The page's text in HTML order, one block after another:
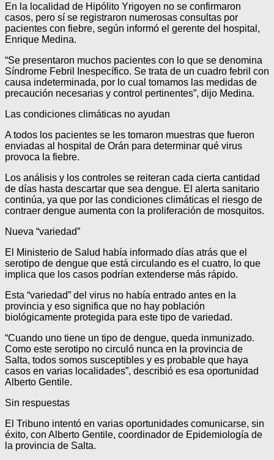
En la localidad de Hipólito Yrigoyen no se confirmaron
casos, pero sí se registraron numerosas consultas por
pacientes con fiebre, según informó el gerente del hospital,
Enrique Medina.
“Se presentaron muchos pacientes con lo que se denomina
Síndrome Febril Inespecífico. Se trata de un cuadro febril con
causa indeterminada, por lo cual tomamos las medidas de
precaución necesarias y control pertinentes”, dijo Medina.
Las condiciones climáticas no ayudan
A todos los pacientes se les tomaron muestras que fueron
enviadas al hospital de Orán para determinar qué virus
provoca la fiebre.
Los análisis y los controles se reiteran cada cierta cantidad
de días hasta descartar que sea dengue. El alerta sanitario
continúa, ya que por las condiciones climáticas el riesgo de
contraer dengue aumenta con la proliferación de mosquitos.
Nueva “variedad”
El Ministerio de Salud había informado días atrás que el
serotipo de dengue que está circulando es el cuatro, lo que
implica que los casos podrían extenderse más rápido.
Esta “variedad” del virus no había entrado antes en la
provincia y eso significa que no hay población
biológicamente protegida para este tipo de variedad.
“Cuando uno tiene un tipo de dengue, queda inmunizado.
Como este serotipo no circuló nunca en la provincia de
Salta, todos somos susceptibles y es probable que haya
casos en varias localidades”, describió es esa oportunidad
Alberto Gentile.
Sin respuestas
El Tribuno intentó en varias oportunidades comunicarse, sin
éxito, con Alberto Gentile, coordinador de Epidemiología de
la provincia de Salta.